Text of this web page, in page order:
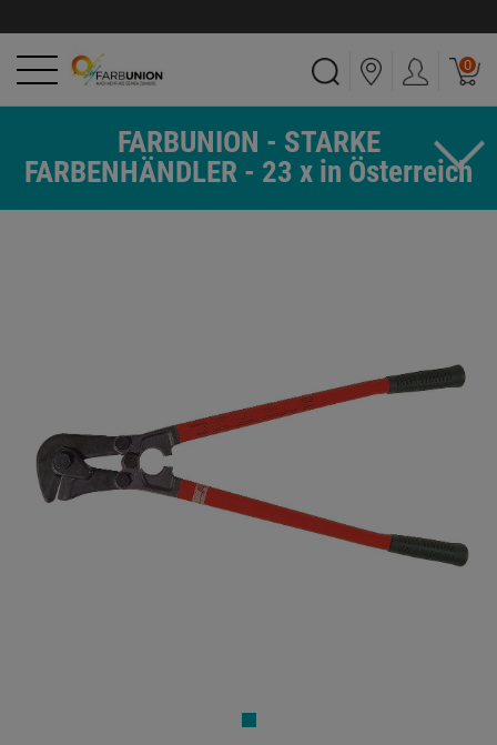
0
FARBUNION - STARKE
FARBENHÄNDLER - 23 x in Österreich